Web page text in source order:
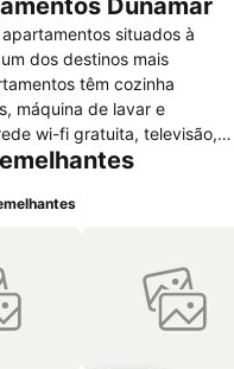
Dunamar
situados à
dos destinos mais
têm cozinha
máquina de lavar e
wi-fi gratuita, televisão,
telefone, sala de estar
se nos
conhecer peças típicas de
um prato de peixe,